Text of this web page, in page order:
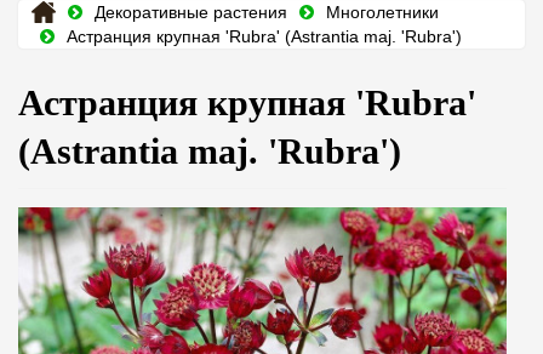
Декоративные растения
Многолетники
Астранция крупная 'Rubra' (Astrantia maj. 'Rubra')
Астранция крупная 'Rubra'
(Astrantia maj. 'Rubra')